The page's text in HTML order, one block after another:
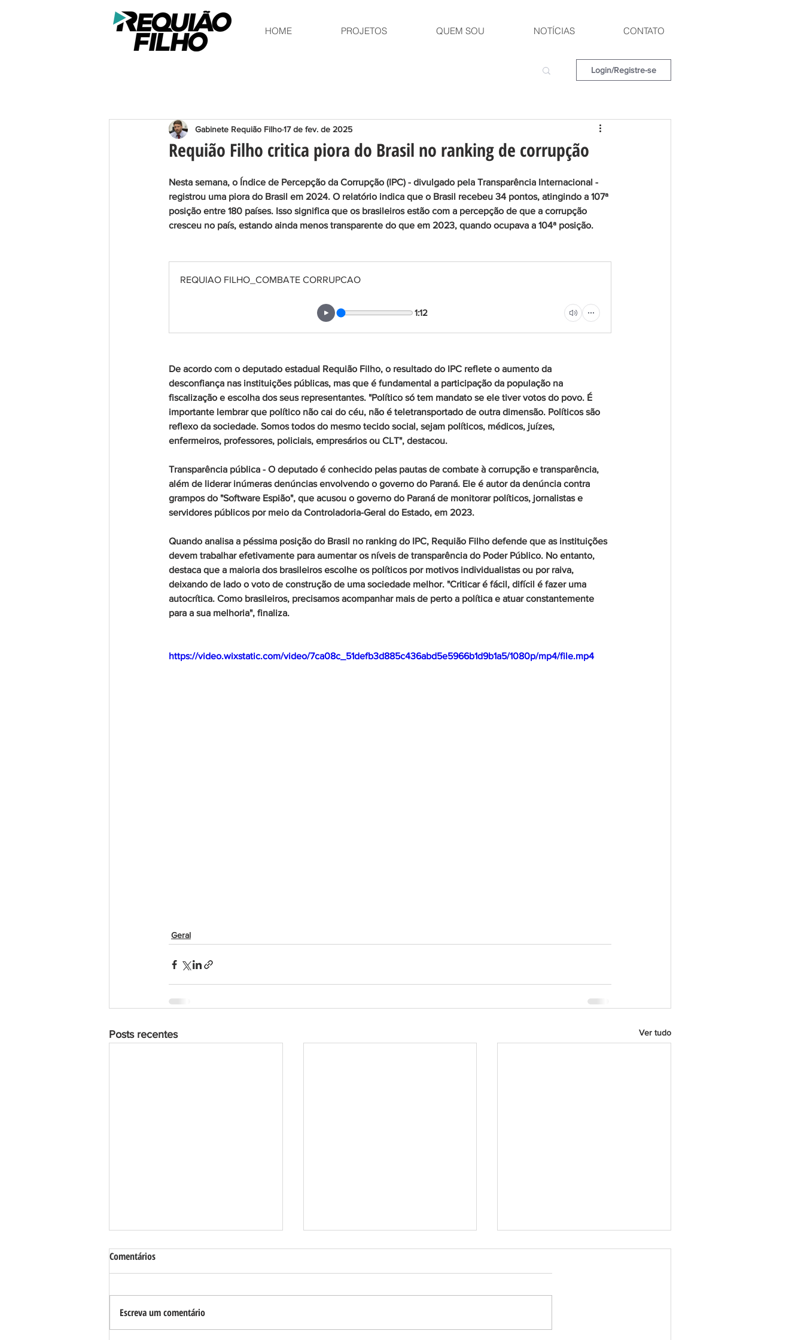
HOME PROJETOS QUEM SOU NOTÍCIAS CONTATO
Login/Registre-se
Requião Filho critica piora do Brasil no ranking de corrupção
Gabinete Requião Filho17 de fev. de 2025
Nesta semana, o Índice de Percepção da Corrupção (IPC) - divulgado pela Transparência Internacional -
registrou uma piora do Brasil em 2024. O relatório indica que o Brasil recebeu 34 pontos, atingindo a 107ª
posição entre 180 países. Isso significa que os brasileiros estão com a percepção de que a corrupção
cresceu no país, estando ainda menos transparente do que em 2023, quando ocupava a 104ª posição.
REQUIAO FILHO_COMBATE CORRUPCAO
1:12
De acordo com o deputado estadual Requião Filho, o resultado do IPC reflete o aumento da
desconfiança nas instituições públicas, mas que é fundamental a participação da população na
fiscalização e escolha dos seus representantes. "Político só tem mandato se ele tiver votos do povo. É
importante lembrar que político não cai do céu, não é teletransportado de outra dimensão. Políticos são
reflexo da sociedade. Somos todos do mesmo tecido social, sejam políticos, médicos, juízes,
enfermeiros, professores, policiais, empresários ou CLT", destacou.
Transparência pública - O deputado é conhecido pelas pautas de combate à corrupção e transparência,
além de liderar inúmeras denúncias envolvendo o governo do Paraná. Ele é autor da denúncia contra
grampos do "Software Espião", que acusou o governo do Paraná de monitorar políticos, jornalistas e
servidores públicos por meio da Controladoria-Geral do Estado, em 2023.
Quando analisa a péssima posição do Brasil no ranking do IPC, Requião Filho defende que as instituições
devem trabalhar efetivamente para aumentar os níveis de transparência do Poder Público. No entanto,
destaca que a maioria dos brasileiros escolhe os políticos por motivos individualistas ou por raiva,
deixando de lado o voto de construção de uma sociedade melhor. "Criticar é fácil, difícil é fazer uma
autocrítica. Como brasileiros, precisamos acompanhar mais de perto a política e atuar constantemente
para a sua melhoria", finaliza.
https://video.wixstatic.com/video/7ca08c_51defb3d885c436abd5e5966b1d9b1a5/1080p/mp4/file.mp4
Geral
Posts recentes Ver tudo
Comentários
Escreva um comentário